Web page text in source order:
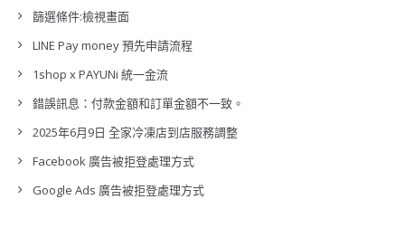
篩選條件:檢視畫面
LINE Pay money 預先申請流程
1shop x PAYUNi 統一金流
錯誤訊息：付款金額和訂單金額不一致。
2025年6月9日 全家冷凍店到店服務調整
Facebook 廣告被拒登處理方式
Google Ads 廣告被拒登處理方式